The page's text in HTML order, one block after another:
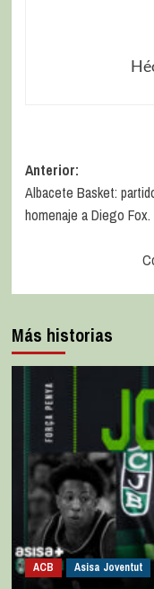
Anterior:
Albacete Basket:
homenaje a Diego Fox.
Más historias
ACB Asisa Joventut